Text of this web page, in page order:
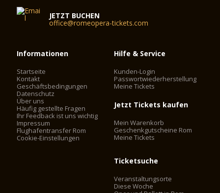
JETZT BUCHEN
office@romeopera-tickets.com
Informationen
Startseite
Kontakt
Geschäftsbedingungen
Datenschutz
Über uns
Häufig gestellte Fragen
Ihr Feedback ist uns wichtig
Impressum
Flughafentransfer Rom
Cookie-Einstellungen
Hilfe & Service
Kunden-Login
Passwortwiederherstellung
Meine Tickets
Jetzt Tickets kaufen
Mein Warenkorb
Geschenkgutscheine Rom
Meine Tickets
Ticketsuche
Veranstaltungsorte
Diese Woche